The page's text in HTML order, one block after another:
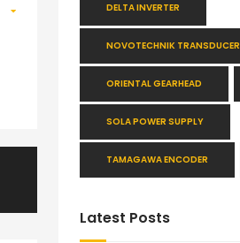
DELTA INVERTER
NOVOTECHNIK TRANSDUCER
ORIENTAL GEARHEAD
SOLA POWER SUPPLY
TAMAGAWA ENCODER
Latest Posts